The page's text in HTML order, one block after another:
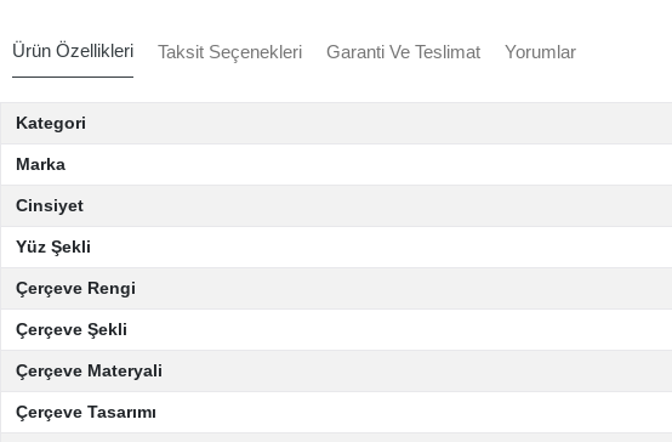
Ürün Özellikleri Taksit Seçenekleri Garanti Ve Teslimat Yorumlar
Kategori
Marka
Cinsiyet
Yüz Şekli
Çerçeve Rengi
Çerçeve Şekli
Çerçeve Materyali
Çerçeve Tasarımı